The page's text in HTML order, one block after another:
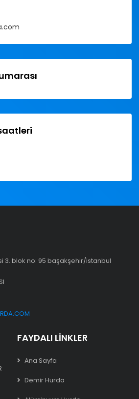
3. blok no: 95 başakşehir/i̇stanbul
FAYDALI LINKLER
Ana Sayfa
Demir Hurda